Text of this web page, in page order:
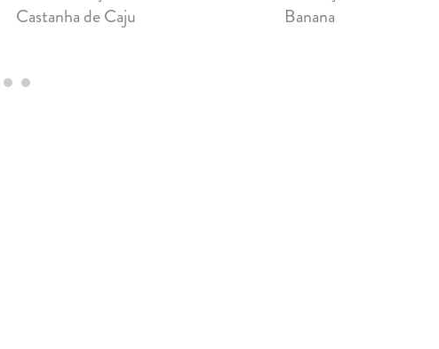
Castanha de Caju
Banana